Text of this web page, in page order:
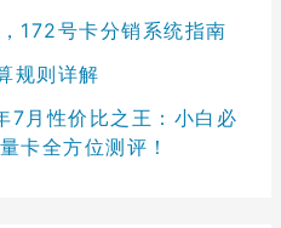
172号卡分销系统指南
规则详解
7月性价比之王：小白必
卡全方位测评！